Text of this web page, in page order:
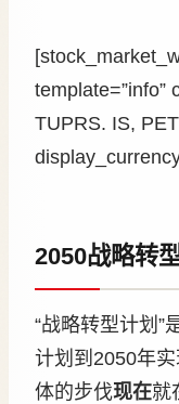
template=”info”
TUPRS. IS,
2050战略转
“战略转型计划”
计划到2050年
体的步伐现在就